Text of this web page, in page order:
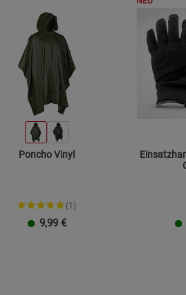
Poncho Vinyl
(1)
9,99 €